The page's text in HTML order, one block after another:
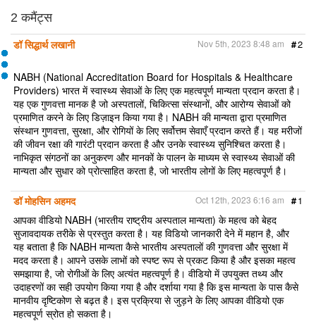
o
o
e
r
2 कमैंट्स
डॉ सिद्धार्थ लखानी
#2
Nov 5th, 2023 8:48 am
NABH (National Accreditation Board for Hospitals & Healthcare
Providers) भारत में स्वास्थ्य सेवाओं के लिए एक महत्वपूर्ण मान्यता प्रदान करता है।
यह एक गुणवत्ता मानक है जो अस्पतालों, चिकित्सा संस्थानों, और आरोग्य सेवाओं को
प्रमाणित करने के लिए डिज़ाइन किया गया है। NABH की मान्यता द्वारा प्रमाणित
संस्थान गुणवत्ता, सुरक्षा, और रोगियों के लिए सर्वोत्तम सेवाएँ प्रदान करते हैं। यह मरीजों
की जीवन रक्षा की गारंटी प्रदान करता है और उनके स्वास्थ्य सुनिश्चित करता है।
नाभिकृत संगठनों का अनुकरण और मानकों के पालन के माध्यम से स्वास्थ्य सेवाओं की
मान्यता और सुधार को प्रोत्साहित करता है, जो भारतीय लोगों के लिए महत्वपूर्ण है।
डॉ मोहसिन अहमद #1
Oct 12th, 2023 6:16 am
आपका वीडियो NABH (भारतीय राष्ट्रीय अस्पताल मान्यता) के महत्व को बेहद
सुजावदायक तरीके से प्रस्तुत करता है। यह विडियो जानकारी देने में महान है, और
यह बताता है कि NABH मान्यता कैसे भारतीय अस्पतालों की गुणवत्ता और सुरक्षा में
मदद करता है। आपने उसके लाभों को स्पष्ट रूप से प्रकट किया है और इसका महत्व
समझाया है, जो रोगीओं के लिए अत्यंत महत्वपूर्ण है। वीडियो में उपयुक्त तथ्य और
उदाहरणों का सही उपयोग किया गया है और दर्शाया गया है कि इस मान्यता के पास कैसे
मानवीय दृष्टिकोण से बढ़त है। इस प्रक्रिया से जुड़ने के लिए आपका वीडियो एक
महत्वपूर्ण स्रोत हो सकता है।